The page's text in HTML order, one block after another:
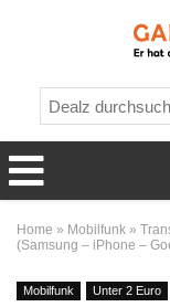
Home » Mobilfunk »
(Samsung – iPhone –
Mobilfunk Unter 2 Euro